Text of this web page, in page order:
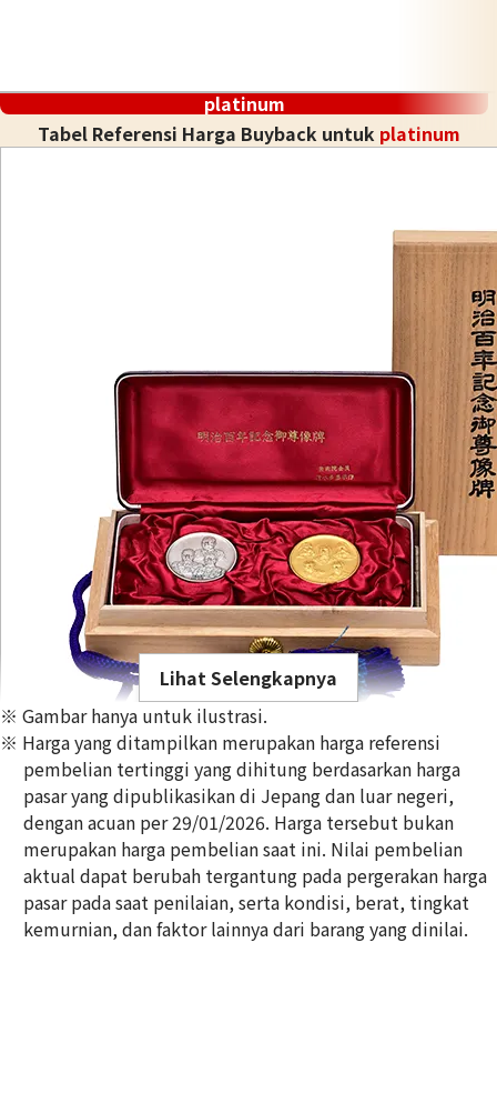
platinum
Tabel Referensi Harga Buyback untuk platinum
Gold Platinum (K24/Sv1000) Meiji 100th Anniversary
Silver Medal Set
100g
Referensi Harga Buyback
204.733.151
Lihat Selengkapnya
※ Gambar hanya untuk ilustrasi.
※ Harga yang ditampilkan merupakan harga referensi
pembelian tertinggi yang dihitung berdasarkan harga
pasar yang dipublikasikan di Jepang dan luar negeri,
dengan acuan per 29/01/2026. Harga tersebut bukan
merupakan harga pembelian saat ini. Nilai pembelian
aktual dapat berubah tergantung pada pergerakan harga
pasar pada saat penilaian, serta kondisi, berat, tingkat
kemurnian, dan faktor lainnya dari barang yang dinilai.